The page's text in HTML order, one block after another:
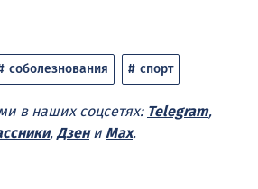
соболезнования спорт
в наших соцсетях: Telegram,
, Дзени Max.